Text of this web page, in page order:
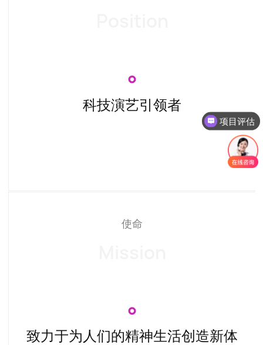
科技演艺引领者
使命
致力于为人们的精神生活创造新体
项目评估